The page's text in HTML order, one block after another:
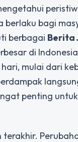
bagi
berbagai Berita
di
mulai dari
penting